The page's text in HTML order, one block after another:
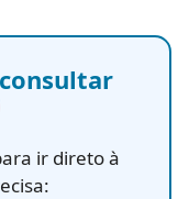
ir direto à